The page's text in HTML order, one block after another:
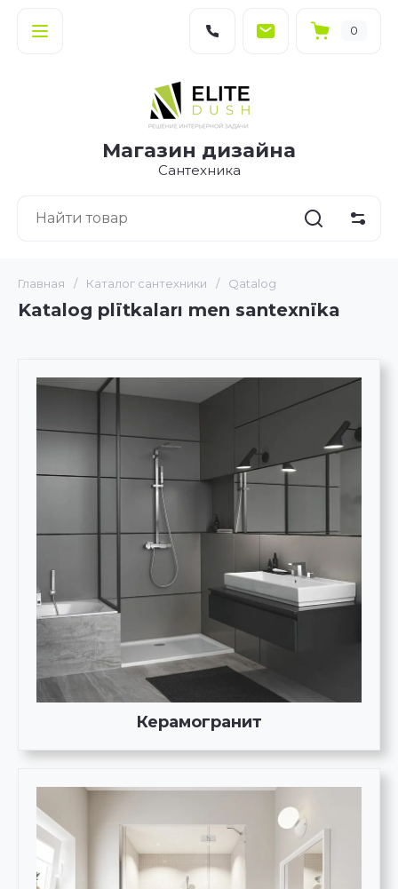
0
Магазин дизайна
Сантехника
Главная / Каталог сантехники / Qatalog
Katalog plïtkaları men santexnïka
Керамогранит